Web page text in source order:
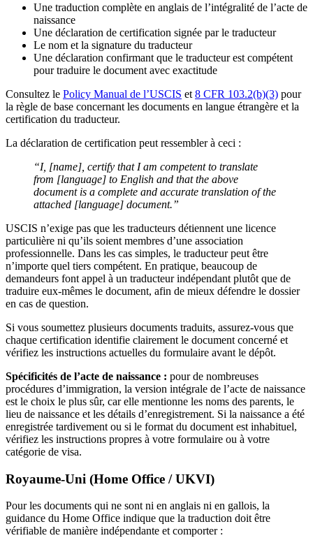
Une traduction complète en anglais de l’intégralité de l’acte de
naissance
Une déclaration de certification signée par le traducteur
Le nom et la signature du traducteur
Une déclaration confirmant que le traducteur est compétent
pour traduire le document avec exactitude
Consultez le Policy Manual de l’USCIS et 8 CFR 103.2(b)(3) pour
la règle de base concernant les documents en langue étrangère et la
certification du traducteur.
La déclaration de certification peut ressembler à ceci :
“I, [name], certify that I am competent to translate
from [language] to English and that the above
document is a complete and accurate translation of the
attached [language] document.”
USCIS n’exige pas que les traducteurs détiennent une licence
particulière ni qu’ils soient membres d’une association
professionnelle. Dans les cas simples, le traducteur peut être
n’importe quel tiers compétent. En pratique, beaucoup de
demandeurs font appel à un traducteur indépendant plutôt que de
traduire eux-mêmes le document, afin de mieux défendre le dossier
en cas de question.
Si vous soumettez plusieurs documents traduits, assurez-vous que
chaque certification identifie clairement le document concerné et
vérifiez les instructions actuelles du formulaire avant le dépôt.
Spécificités de l’acte de naissance : pour de nombreuses
procédures d’immigration, la version intégrale de l’acte de naissance
est le choix le plus sûr, car elle mentionne les noms des parents, le
lieu de naissance et les détails d’enregistrement. Si la naissance a été
enregistrée tardivement ou si le format du document est inhabituel,
vérifiez les instructions propres à votre formulaire ou à votre
catégorie de visa.
Royaume-Uni (Home Office / UKVI)
Pour les documents qui ne sont ni en anglais ni en gallois, la
guidance du Home Office indique que la traduction doit être
vérifiable de manière indépendante et comporter :